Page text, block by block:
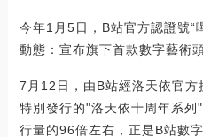
今年1月5日，B站官方認證號“
動態：宣布旗下首款數字藝術
7月12日，由B站經洛天依官
特別發行的"洛天依十周年系
行量的96倍左右，正是B站數